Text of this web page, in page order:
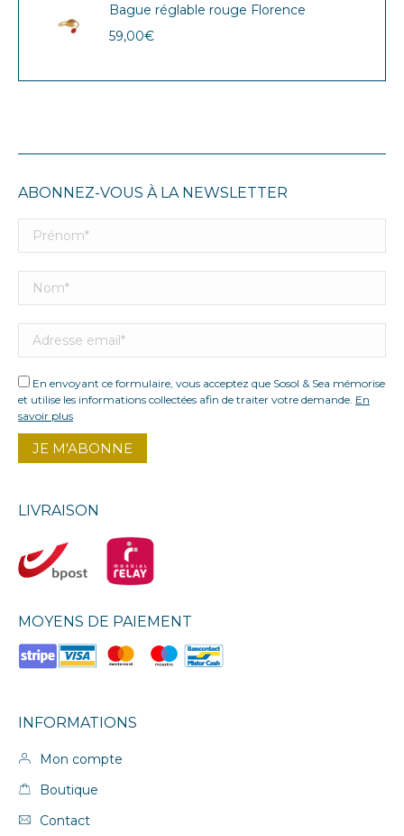
Bague réglable rouge Florence
59,00€
ABONNEZ-VOUS À LA NEWSLETTER
En envoyant ce formulaire, vous acceptez que Sosol & Sea mémorise
et utilise les informations collectées afin de traiter votre demande. En
savoir plus
LIVRAISON
MOYENS DE PAIEMENT
INFORMATIONS
Mon compte
Boutique
Contact